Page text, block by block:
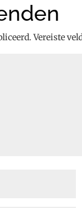
Vereiste